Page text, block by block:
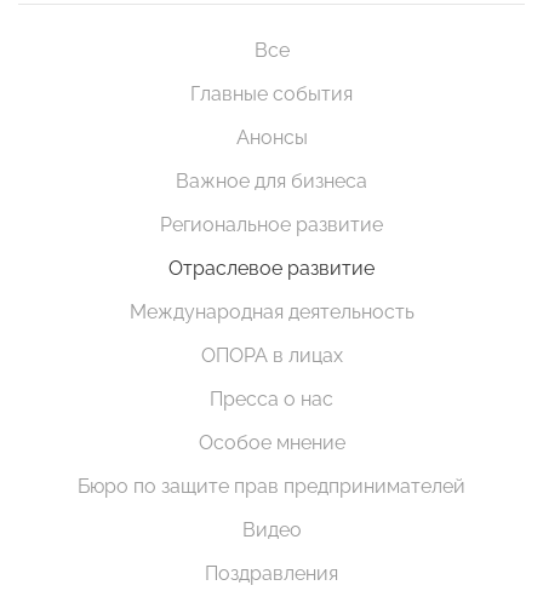
Все
Главные события
Анонсы
Важное для бизнеса
Региональное развитие
Отраслевое развитие
Международная деятельность
ОПОРА в лицах
Пресса о нас
Особое мнение
Бюро по защите прав предпринимателей
Видео
Поздравления